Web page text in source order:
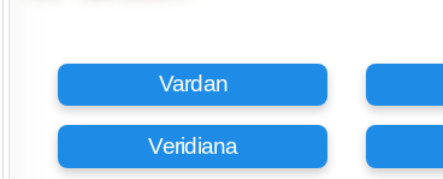
Vardan
Veridiana